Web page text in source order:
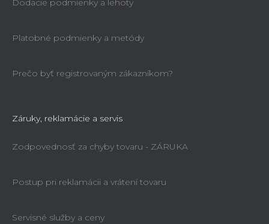
Dodacie podmienky a lehoty
Platobné podmienky a metódy
Prečo byť registrovaným zákazníkom?
Záruky, reklamácie a servis
Zodpovednosť za chyby tovaru - ZÁRUKA
Postup pri reklamácii a vrátení tovaru
Servisné služby a ceny